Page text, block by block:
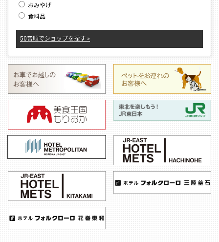
おみやげ
食料品
50音順でショップを探す »